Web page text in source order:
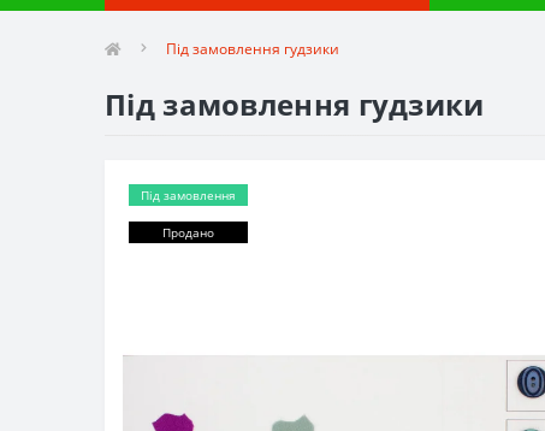
Під замовлення гудзики
Під замовлення гудзики
Під замовлення
Продано